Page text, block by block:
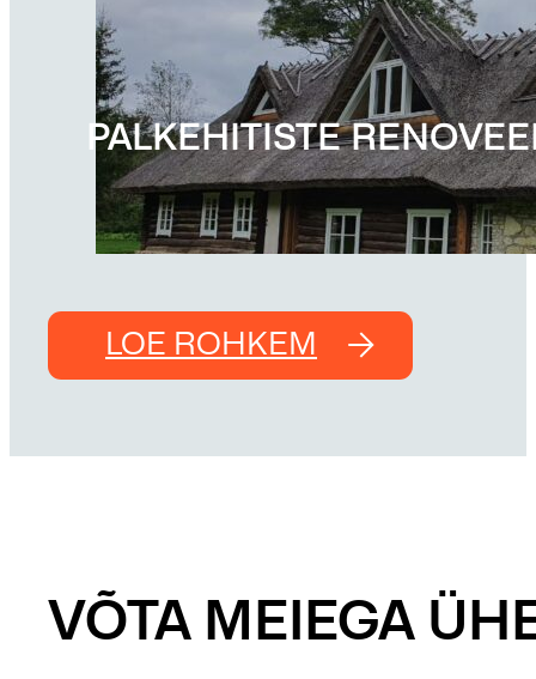
PALKEHITISTE
LOE ROHKEM
VÕTA MEIEGA